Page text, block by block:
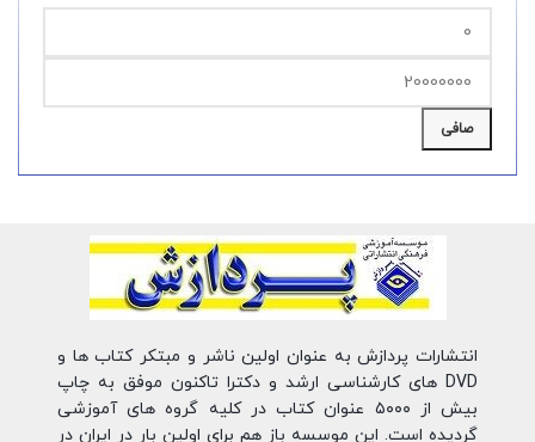
صافی
انتشارات پردازش به عنوان اولین ناشر و مبتکر کتاب ها و
DVD های کارشناسی ارشد و دکترا تاکنون موفق به چاپ
بیش از ۵۰۰۰ عنوان کتاب در کلیه گروه های آموزشی
گردیده است. این موسسه باز هم برای اولین بار در ایران در